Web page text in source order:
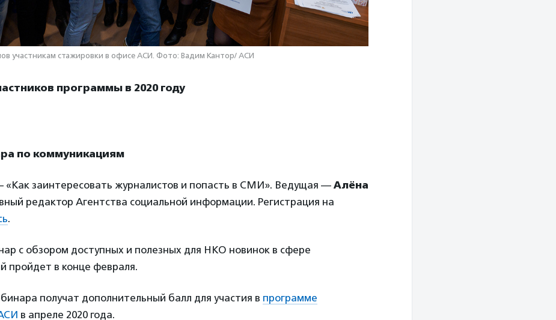
участникам стажировки в офисе АСИ. Фото: Вадим Кантор/ АСИ
программы в 2020 году
по коммуникациям
«Как заинтересовать журналистов и попасть в СМИ». Ведущая — Алёна
редактор Агентства социальной информации. Регистрация на
.
с обзором доступных и полезных для НКО новинок в сфере
пройдет в конце февраля.
получат дополнительный балл для участия в программе
в апреле 2020 года.